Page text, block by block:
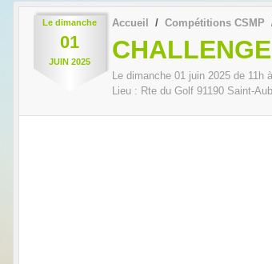
Le dimanche
01
JUIN 2025
Accueil Compétitions CSMP
Le dimanche 01 juin 2025 de 11h
Lieu : Rte du Golf 91190 Saint-